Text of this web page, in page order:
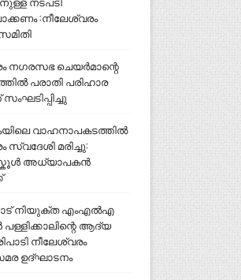
:നീലേശ്വരം
നഗരസഭ ചെയർമാന്റെ
പരാതി പരിഹാര
വാഹനാപകടത്തിൽ
സ്വദേശി മരിച്ചു:
അധ്യാപകൻ
നിയുക്ത എംഎൽഎ
ആദ്യ
നീലേശ്വരം
ഉദ്ഘാടനം